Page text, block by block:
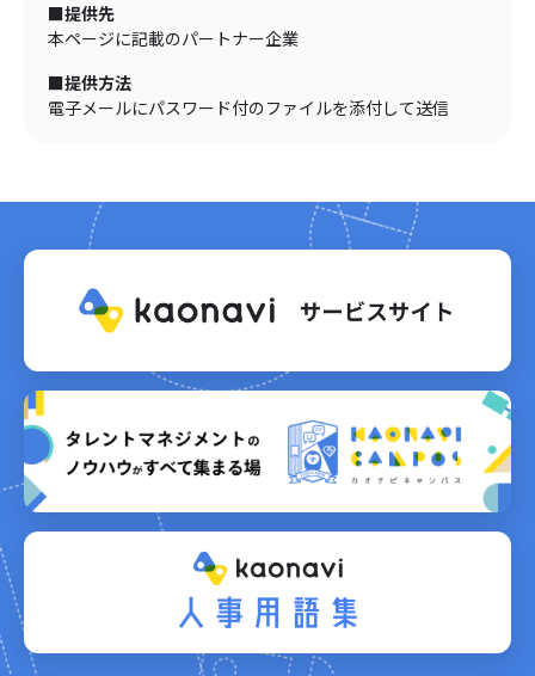
■提供先
本ページに記載のパートナー企業
■提供方法
電子メールにパスワード付のファイルを添付して送信